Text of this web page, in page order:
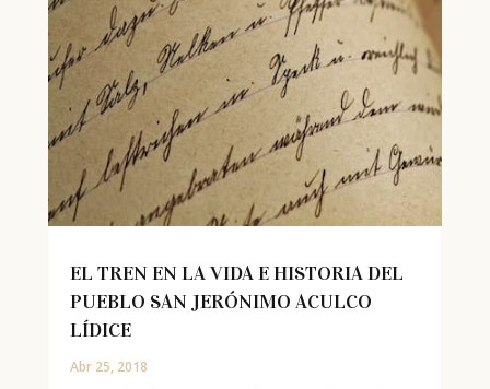
EL TREN EN LA VIDA E HISTORIA DEL
PUEBLO SAN JERÓNIMO ACULCO
LÍDICE
Abr 25, 2018